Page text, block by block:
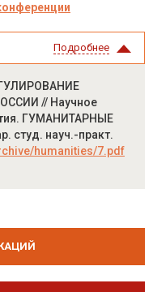
Подробнее
// Научное
ГУМАНИТАРНЫЕ
студ. науч.-практ.
humanities/7.pdf